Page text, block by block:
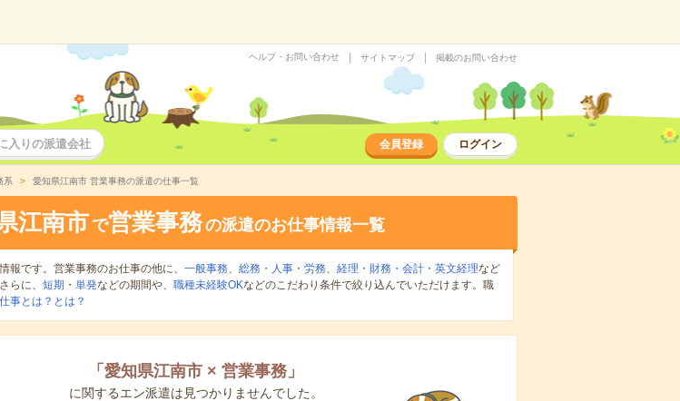
ヘルプ・お問い合わせ サイトマップ 掲載のお問い合わせ
入りの派遣会社 会員登録 ログイン
系 愛知県江南市 営業事務の派遣の仕事一覧
江南市 で営業事務の派遣のお仕事情報一覧
報です。営業事務のお仕事の他に、 一般事務、 総務・人事・労務、 経理・財務・会計・英文経理など
らに、 短期 ・ 単発などの期間や、 職種未経験OKなどのこだわり条件で絞り込んでいただけます。職
事とは？とは？
「 愛知県江南市 × 営業事務 」
に関するエン派遣は見つかりませんでした。